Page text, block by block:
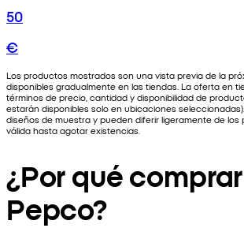
50
€
Los productos mostrados son una vista previa de la
disponibles gradualmente en las tiendas. La oferta en
términos de precio, cantidad y disponibilidad de
estarán disponibles solo en ubicaciones
diseños de muestra y pueden diferir ligeramente de
válida hasta agotar existencias.
¿Por qué
Pepco?